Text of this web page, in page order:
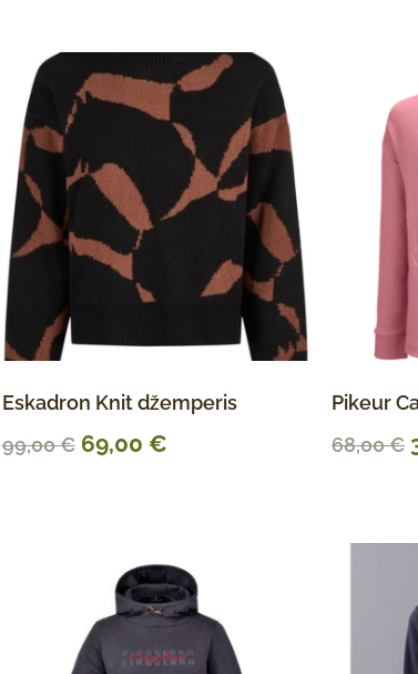
Eskadron Knit džemperis
99,00€ 69,00 €
Pikeur
68,00€